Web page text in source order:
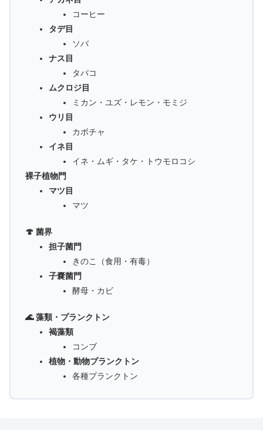
コーヒー
タデ目
ソバ
ナス目
タバコ
ムクロジ目
ミカン・ユズ・レモン・モミジ
ウリ目
カボチャ
イネ目
イネ・ムギ・タケ・トウモロコシ
裸子植物門
マツ目
マツ
🍄 菌界
担子菌門
きのこ（食用・有毒）
子嚢菌門
酵母・カビ
🌊 藻類・プランクトン
褐藻類
コンブ
植物・動物プランクトン
各種プランクトン